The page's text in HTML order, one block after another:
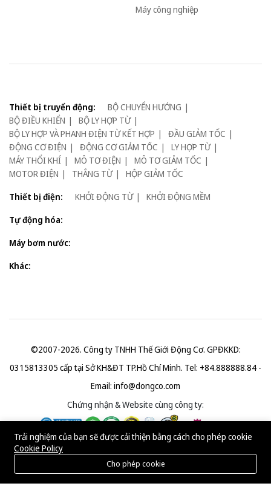
Máy công nghiệp
Thiết bị truyển động:
BỘ CHUYỂN HƯỚNG
BỘ ĐIỀU KHIỂN
BỘ LY HỢP TỪ
BỘ LY HỢP VÀ PHANH ĐIỆN TỪ KẾT HỢP
ĐẦU GIẢM TỐC
ĐỘNG CƠ ĐIỆN
ĐỘNG CƠ GIẢM TỐC
LY HỢP TỪ
MÁY THỔI KHÍ
MÔ TƠ ĐIỆN
MÔ TƠ GIẢM TỐC
MOTOR ĐIỆN
THẮNG TỪ
HỘP GIẢM TỐC
Thiết bị điện:
KHỞI ĐỘNG TỪ
KHỞI ĐỘNG MỀM
Tự động hóa:
Máy bơm nước:
Khác:
©2007-2026. Công ty TNHH Thế Giới Động Cơ. GPĐKKD:
0315813305 cấp tại Sở KH&ĐT TP.Hồ Chí Minh. Tel: +84.888888.84 -
Email: info@dongco.com
Chứng nhận & Website cùng công ty:
Trải nghiệm của bạn sẽ được cải thiện bằng cách cho phép cookie
Cookie Policy
Cho phép cookie